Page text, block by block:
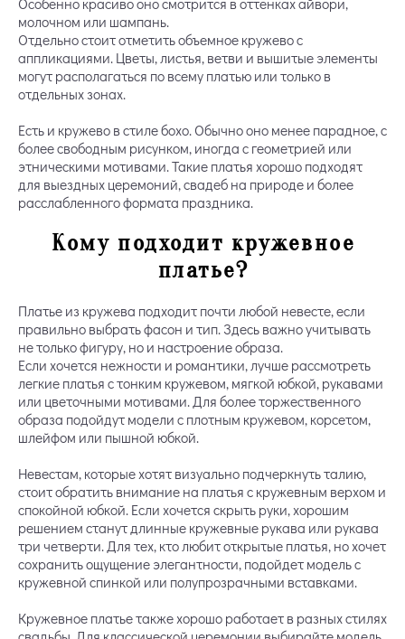
Особенно красиво оно смотрится в оттенках айвори,
молочном или шампань.
Отдельно стоит отметить объемное кружево с
аппликациями. Цветы, листья, ветви и вышитые элементы
могут располагаться по всему платью или только в
отдельных зонах.
Есть и кружево в стиле бохо. Обычно оно менее парадное, с
более свободным рисунком, иногда с геометрией или
этническими мотивами. Такие платья хорошо подходят
для выездных церемоний, свадеб на природе и более
расслабленного формата праздника.
Кому подходит кружевное
платье?
Платье из кружева подходит почти любой невесте, если
правильно выбрать фасон и тип. Здесь важно учитывать
не только фигуру, но и настроение образа.
Если хочется нежности и романтики, лучше рассмотреть
легкие платья с тонким кружевом, мягкой юбкой, рукавами
или цветочными мотивами. Для более торжественного
образа подойдут модели с плотным кружевом, корсетом,
шлейфом или пышной юбкой.
Невестам, которые хотят визуально подчеркнуть талию,
стоит обратить внимание на платья с кружевным верхом и
спокойной юбкой. Если хочется скрыть руки, хорошим
решением станут длинные кружевные рукава или рукава
три четверти. Для тех, кто любит открытые платья, но хочет
сохранить ощущение элегантности, подойдет модель с
кружевной спинкой или полупрозрачными вставками.
Кружевное платье также хорошо работает в разных стилях